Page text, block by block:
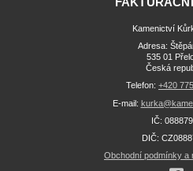
Kamenictví
Adresa:
535 01
Česká
Telefon: +420
E-mail:
IČ:
DIČ:
Obchodní podmínky a